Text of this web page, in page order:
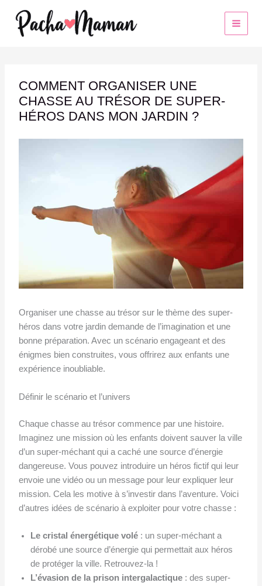
contenu
COMMENT ORGANISER UNE
CHASSE AU TRÉSOR DE SUPER-
HÉROS DANS MON JARDIN ?
Organiser une chasse au trésor sur le thème des super-
héros dans votre jardin demande de l’imagination et une
bonne préparation. Avec un scénario engageant et des
énigmes bien construites, vous offrirez aux enfants une
expérience inoubliable.
Définir le scénario et l’univers
Chaque chasse au trésor commence par une histoire.
Imaginez une mission où les enfants doivent sauver la ville
d’un super-méchant qui a caché une source d’énergie
dangereuse. Vous pouvez introduire un héros fictif qui leur
envoie une vidéo ou un message pour leur expliquer leur
mission. Cela les motive à s’investir dans l’aventure. Voici
d’autres idées de scénario à exploiter pour votre chasse :
Le cristal énergétique volé: un super-méchant a
dérobé une source d’énergie qui permettait aux héros
de protéger la ville. Retrouvez-la !
L’évasion de la prison intergalactique: des super-